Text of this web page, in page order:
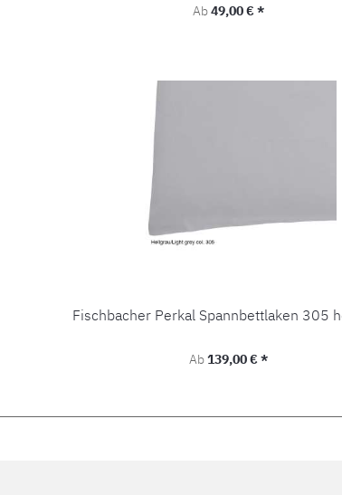
Regulärer Preis:
Ab49,00 € *
Fischbacher Perkal Spannbettlaken 305
Regulärer Preis:
Ab139,00 € *